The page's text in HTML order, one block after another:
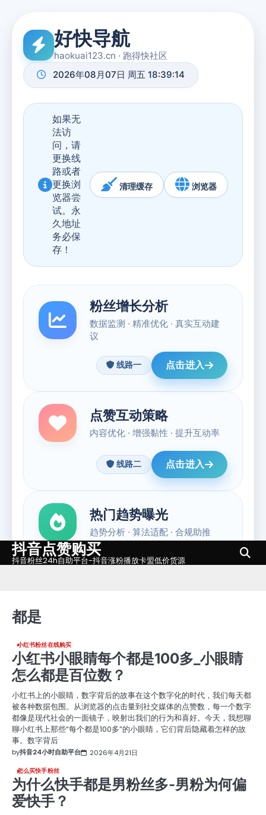
Skip抖音点赞购买
抖音粉丝24h自助平台-抖音涨粉播放卡盟低价货源
都是
小红书粉丝在线购买
小红书小眼睛每个都是100多_小眼睛
怎么都是百位数？
小红书上的小眼睛，数字背后的故事在这个数字化的时代，我们每天都
被各种数据包围。从浏览器的点击量到社交媒体的点赞数，每一个数字
都像是现代社会的一面镜子，映射出我们的行为和喜好。今天，我想聊
聊小红书上那些“每个都是100多”的小眼睛，它们背后隐藏着怎样的故
事。数字背后
by抖音24小时自助平台 2026年4月21日
怎么买快手粉丝
为什么快手都是男粉丝多-男粉为何偏
爱快手？